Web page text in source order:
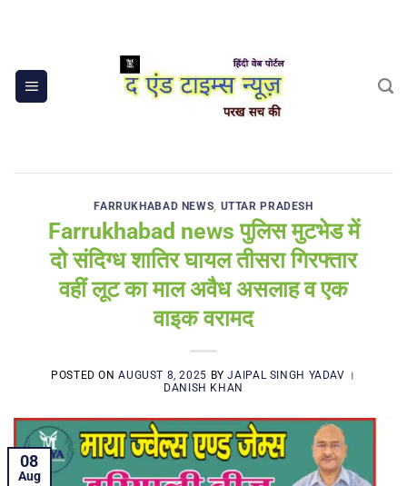
FARRUKHABAD NEWS, UTTAR PRADESH
Farrukhabad news पुलिस मुटभेड में
दो संदिग्ध शातिर घायल तीसरा गिरफ्तार
वहीं लूट का माल अवैध असलाह व एक
वाइक वरामद
POSTED ONAUGUST 8, 2025 BYJAIPAL SINGH YADAV ।
DANISH KHAN
08
Aug